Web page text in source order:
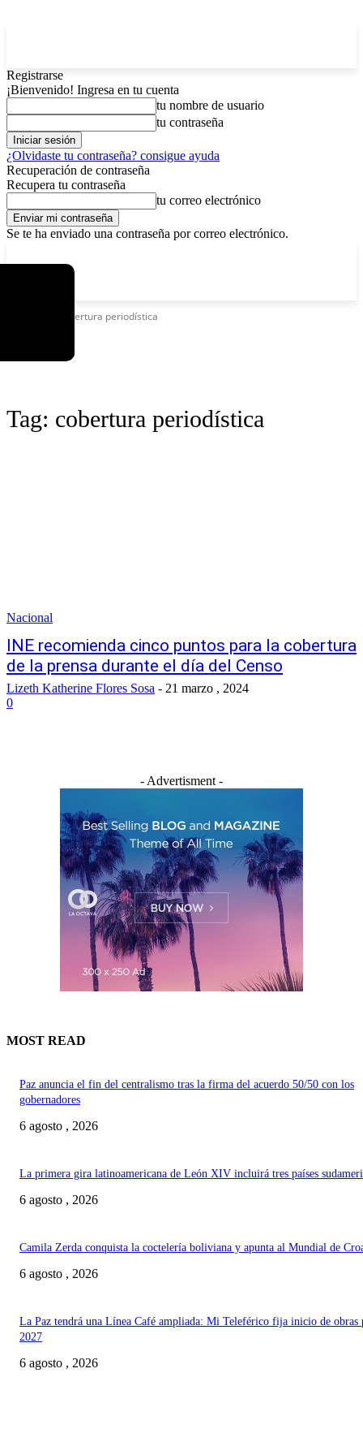
Registrarse
¡Bienvenido! Ingresa en tu cuenta
tu nombre de usuario
tu contraseña
¿Olvidaste tu contraseña? consigue ayuda
Recuperación de contraseña
Recupera tu contraseña
tu correo electrónico
Se te ha enviado una contraseña por correo electrónico.
Cobertura periodística
Tag: cobertura periodística
Nacional
INE recomienda cinco puntos para la cobertura
de la prensa durante el día del Censo
Lizeth Katherine Flores Sosa - 21 marzo , 2024
0
- Advertisment -
MOST READ
Paz anuncia el fin del centralismo tras la firma del acuerdo 50/50 con los
gobernadores
6 agosto , 2026
La primera gira latinoamericana de León XIV incluirá tres países
6 agosto , 2026
Camila Zerda conquista la coctelería boliviana y apunta al Mundial de
6 agosto , 2026
La Paz tendrá una Línea Café ampliada: Mi Teleférico fija inicio de obras
2027
6 agosto , 2026